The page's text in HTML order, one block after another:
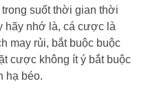
suốt thời gian thời
hãy nhớ là, cá cược là
may rủi, bắt buộc buộc
cược không ít ý bắt buộc
hạ béo.